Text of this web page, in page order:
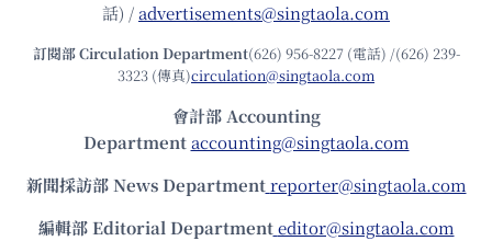
話) /advertisements@singtaola.com
訂閱部 Circulation Department(626) 956-8227 (電話) /(626) 239-
3323 (傳真)circulation@singtaola.com
會計部 Accounting
Department accounting@singtaola.com
新聞採訪部 News Department reporter@singtaola.com
編輯部 Editorial Department editor@singtaola.com